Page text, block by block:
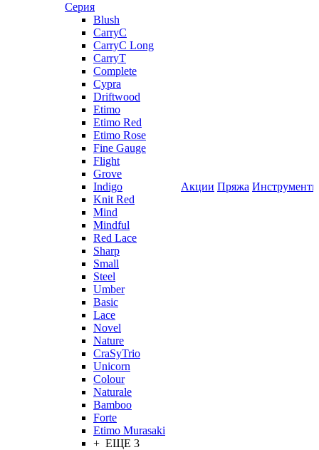
Серия
Blush
CarryC
CarryC Long
CarryT
Complete
Cypra
Driftwood
Etimo
Etimo Red
Etimo Rose
Fine Gauge
Flight
Grove
Indigo
Knit Red
Mind
Mindful
Red Lace
Sharp
Small
Steel
Umber
Basic
Lace
Novel
Nature
CraSyTrio
Unicorn
Colour
Naturale
Bamboo
Forte
Etimo Murasaki
+ ЕЩЕ 3
Акции Пряжа Инструменты